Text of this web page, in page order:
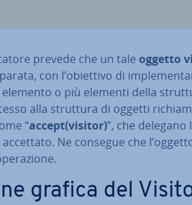
prevede che un tale oggetto
con l’obiettivo di
elemento o più elementi della
alla struttura di oggetti
“accept(visitor)”, che delegano
Ne consegue che
grafica del